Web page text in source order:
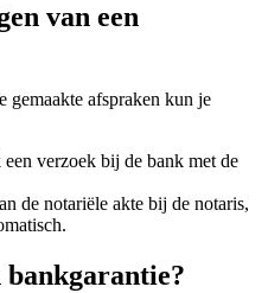
van een
gemaakte afspraken kun je
verzoek bij de bank met de
de notariële akte bij de notaris,
bankgarantie?